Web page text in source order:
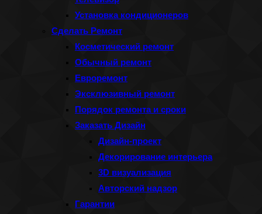
Установка кондиционеров
Сделать Ремонт
Косметический ремонт
Обычный ремонт
Евроремонт
Эксклюзивный ремонт
Порядок ремонта и сроки
Заказать Дизайн
Дизайн-проект
Декорирование интерьера
3D визуализация
Авторский надзор
Гарантии